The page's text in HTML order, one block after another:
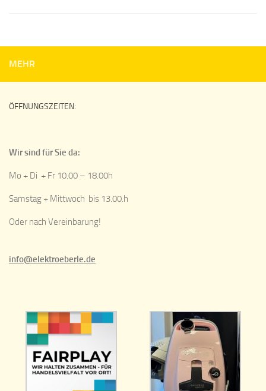
MEHR
ÖFFNUNGSZEITEN:
Wir sind für Sie da:
Mo + Di + Fr 10.00 – 18.00h
Samstag + Mittwoch bis 13.00.h
Oder nach Vereinbarung!
info@elektroeberle.de